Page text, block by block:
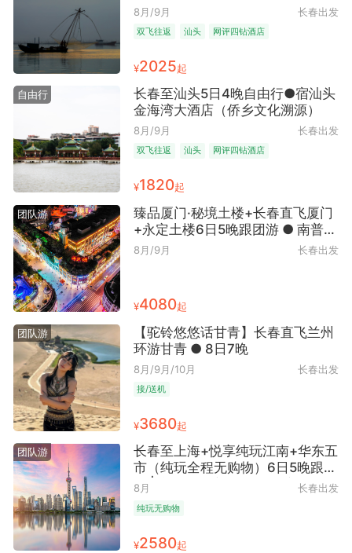
8月/9月 长春出发
双飞往返 汕头 网评四钻酒店
¥2025起
自由行
长春至汕头5日4晚自由行●宿汕头
金海湾大酒店（侨乡文化溯源）
8月/9月 长春出发
双飞往返 汕头 网评四钻酒店
¥1820起
团队游
臻品厦门·秘境土楼+长春直飞厦门
+永定土楼6日5晚跟团游 ● 南普陀
寺+鼓浪屿+曾厝垵+无人机航拍
8月/9月 长春出发
¥4080起
团队游
【驼铃悠悠话甘青】长春直飞兰州
环游甘青 ● 8日7晚
8月/9月/10月 长春出发
接/送机
¥3680起
团队游
长春至上海+悦享纯玩江南+华东五
市（纯玩全程无购物）6日5晚跟团
游 | 意游未尽之旅 ● 夫子庙+中山
陵+浙大+灵山大佛 6天5晚
8月 长春出发
纯玩无购物
¥2580起